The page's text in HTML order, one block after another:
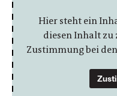
Hier steht ein
diesen Inhalt zu
Zustimmung bei